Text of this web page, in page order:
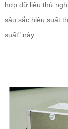
hợp dữ liệu thử
sâu sắc hiệu suất
suất" này.